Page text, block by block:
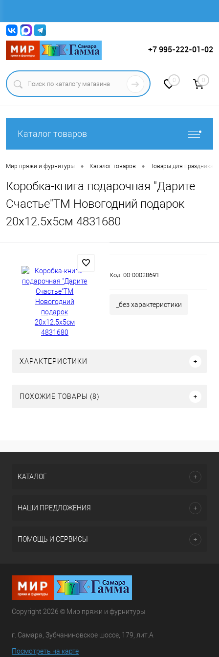
+7 995-222-01-02
0 0
Каталог товаров
Мир пряжи и фурнитуры • Каталог товаров • Товары для праздника.
Коробка-книга подарочная "Дарите
Счастье"ТМ Новогодний подарок
20х12.5х5см 4831680
Код: 00-00028691
_без характеристики
ХАРАКТЕРИСТИКИ
ПОХОЖИЕ ТОВАРЫ (8)
КАТАЛОГ
НАШИ ПРЕДЛОЖЕНИЯ
ПОМОЩЬ И СЕРВИСЫ
Copyright 2026 © Мир пряжи и фурнитуры
г. Самара, Зубчаниновское шоссе, 179, лит.А
Посмотреть на карте